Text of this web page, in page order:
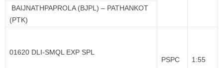
BAIJNATHPAPROLA (BJPL) – PATHANKOT
(PTK)
01620 DLI-SMQL EXP SPL
PSPC
1:55